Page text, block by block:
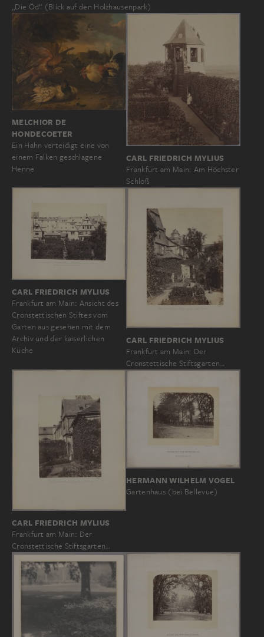
„Die Öd“ (Blick auf den Holzhausenpark)
MELCHIOR DE
HONDECOETER
Ein Hahn verteidigt eine von
einem Falken geschlagene
Henne
CARL FRIEDRICH MYLIUS
Frankfurt am Main: Am Höchster
Schloß
CARL FRIEDRICH MYLIUS
Frankfurt am Main: Ansicht des
Cronstettischen Stiftes vom
Garten aus gesehen mit dem
Archiv und der kaiserlichen
Küche
CARL FRIEDRICH MYLIUS
Frankfurt am Main: Der
Cronstettische Stiftsgarten…
CARL FRIEDRICH MYLIUS
Frankfurt am Main: Der
Cronstettische Stiftsgarten…
HERMANN WILHELM VOGEL
Gartenhaus (bei Bellevue)